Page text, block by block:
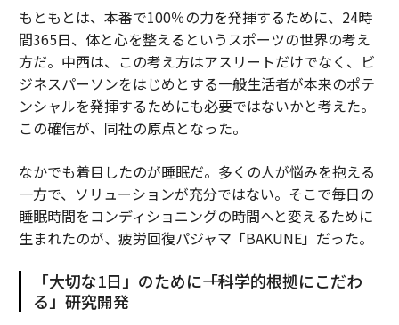
もともとは、本番で100％の力を発揮するために、24時
間365日、体と心を整えるというスポーツの世界の考え
方だ。中西は、この考え方はアスリートだけでなく、ビ
ジネスパーソンをはじめとする一般生活者が本来のポテ
ンシャルを発揮するためにも必要ではないかと考えた。
この確信が、同社の原点となった。
なかでも着目したのが睡眠だ。多くの人が悩みを抱える
一方で、ソリューションが充分ではない。そこで毎日の
睡眠時間をコンディショニングの時間へと変えるために
生まれたのが、疲労回復パジャマ「BAKUNE」だった。
「大切な1日」のために――「科学的根拠にこだわ
る」研究開発